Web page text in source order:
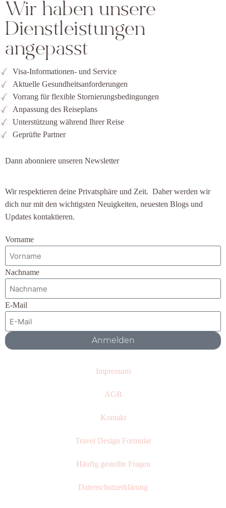
Wir haben unsere
Dienstleistungen
angepasst
Visa-Informationen- und Service
Aktuelle Gesundheitsanforderungen
Vorrang für flexible Stornierungsbedingungen
Anpassung des Reiseplans
Unterstützung während Ihrer Reise
Geprüfte Partner
Dann abonniere unseren Newsletter
Wir respektieren deine Privatsphäre und Zeit. Daher werden wir
dich nur mit den wichtigsten Neuigkeiten, neuesten Blogs und
Updates kontaktieren.
Vorname
Nachname
E-Mail
Anmelden
Impressum
AGB
Kontakt
Travel Design Formular
Häufig gestellte Fragen
Datenschutzerklärung